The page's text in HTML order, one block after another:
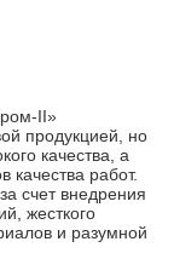
II»
продукцией, но
качества, а
качества работ.
счет внедрения
жесткого
и разумной